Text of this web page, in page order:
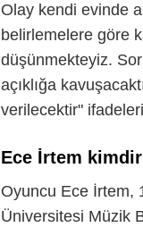
Olay kendi evinde
belirlemelere göre
düşünmekteyiz.
açıklığa
verilecektir"
Ece İrtem
Oyuncu Ece İrtem,
Üniversitesi Müzik